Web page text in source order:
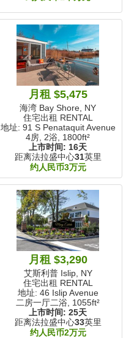
月租 $5,475
海湾 Bay Shore, NY
住宅出租 RENTAL
地址: 91 S Penataquit Avenue
4房, 2浴, 1800ft²
上市时间: 16天
距离法拉盛中心31英里
约人民币3万元
月租 $3,290
艾斯利普 Islip, NY
住宅出租 RENTAL
地址: 46 Islip Avenue
二房一厅二浴, 1055ft²
上市时间: 25天
距离法拉盛中心33英里
约人民币2万元